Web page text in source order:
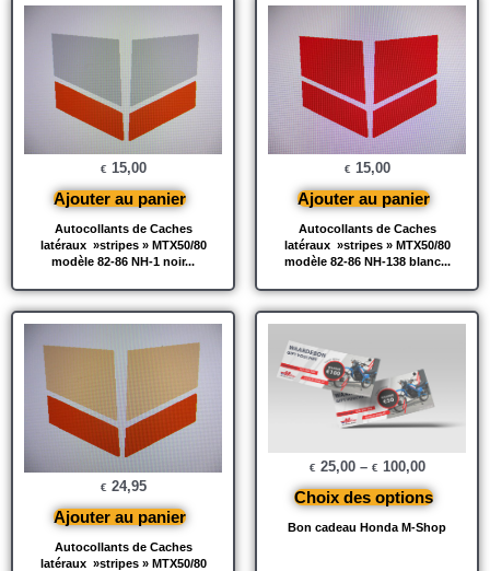
Autocollants de Caches
latéraux »stripes » MTX50/80
modèle 82-86 NH-1 noir...
€ 15,00
Ajouter au panier
Autocollants de Caches
latéraux »stripes » MTX50/80
modèle 82-86 NH-138 blanc...
€ 15,00
Ajouter au panier
Autocollants de Caches
latéraux »stripes » MTX50/80
€ 24,95
Ajouter au panier
Bon cadeau Honda M-Shop
€ 25,00– € 100,00
Choix des options